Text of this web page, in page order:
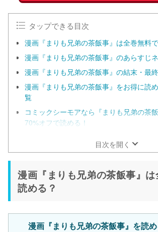
タップできる目次
漫画『まりも兄弟の茶飯事』は全巻無料
漫画『まりも兄弟の茶飯事』のあらすじ
漫画『まりも兄弟の茶飯事』の結末・最
漫画『まりも兄弟の茶飯事』をお得に読
覧
コミックシーモアなら『まりも兄弟の茶
70%オフで読める！
目次を開く
漫画『まりも兄弟の茶飯事』
読める？
漫画『まりも兄弟の茶飯事』を読